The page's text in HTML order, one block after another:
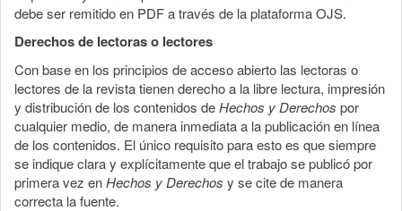
debe ser remitido en PDF a través de la plataforma OJS.
Derechos de lectoras o lectores
Con base en los principios de acceso abierto las lectoras o
lectores de la revista tienen derecho a la libre lectura, impresión
y distribución de los contenidos deHechos y Derechos por
cualquier medio, de manera inmediata a la publicación en línea
de los contenidos. El único requisito para esto es que siempre
se indique clara y explícitamente que el trabajo se publicó por
primera vez enHechos y Derechos y se cite de manera
correcta la fuente.